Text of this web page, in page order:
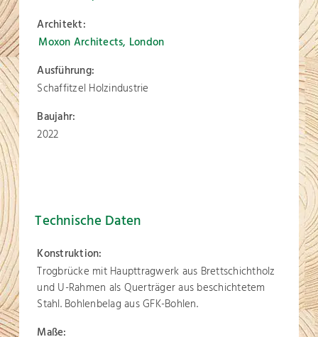
Architekt:
Moxon Architects, London
Ausführung:
Schaffitzel Holzindustrie
Baujahr:
2022
Technische Daten
Konstruktion:
Trogbrücke mit Haupttragwerk aus Brettschichtholz
und U-Rahmen als Querträger aus beschichtetem
Stahl. Bohlenbelag aus GFK-Bohlen.
Maße: